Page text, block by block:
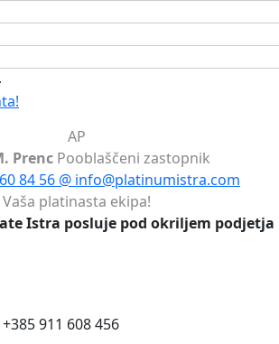
AP
Prenc Pooblaščeni zastopnik
84 56 @ info@platinumistra.com
Vaša platinasta ekipa!
Istra posluje pod okriljem podjetja
911 608 456